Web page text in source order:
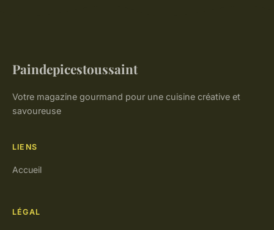
Paindepicestoussaint
Votre magazine gourmand pour une cuisine créative et
savoureuse
LIENS
Accueil
LÉGAL